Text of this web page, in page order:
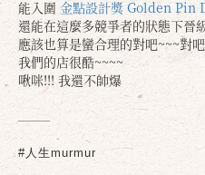
能入圍 金點設計獎 Golden Pin
還能在這麼多競爭者的狀態下晉
應該也算是蠻合理的對吧~~~對
我們的店很酷~~~~
啾咪!!! 我還不帥爆
#人生murmur